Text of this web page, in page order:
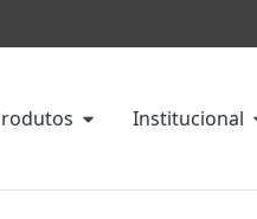
Institucional